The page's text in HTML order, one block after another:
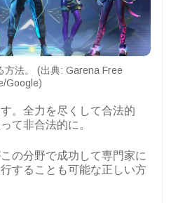
方法。 (出典: Garena Free
Google)
。全力を尽くして合法的
て非合法的に。
の分野で成功して専門家に
することも可能な正しい方